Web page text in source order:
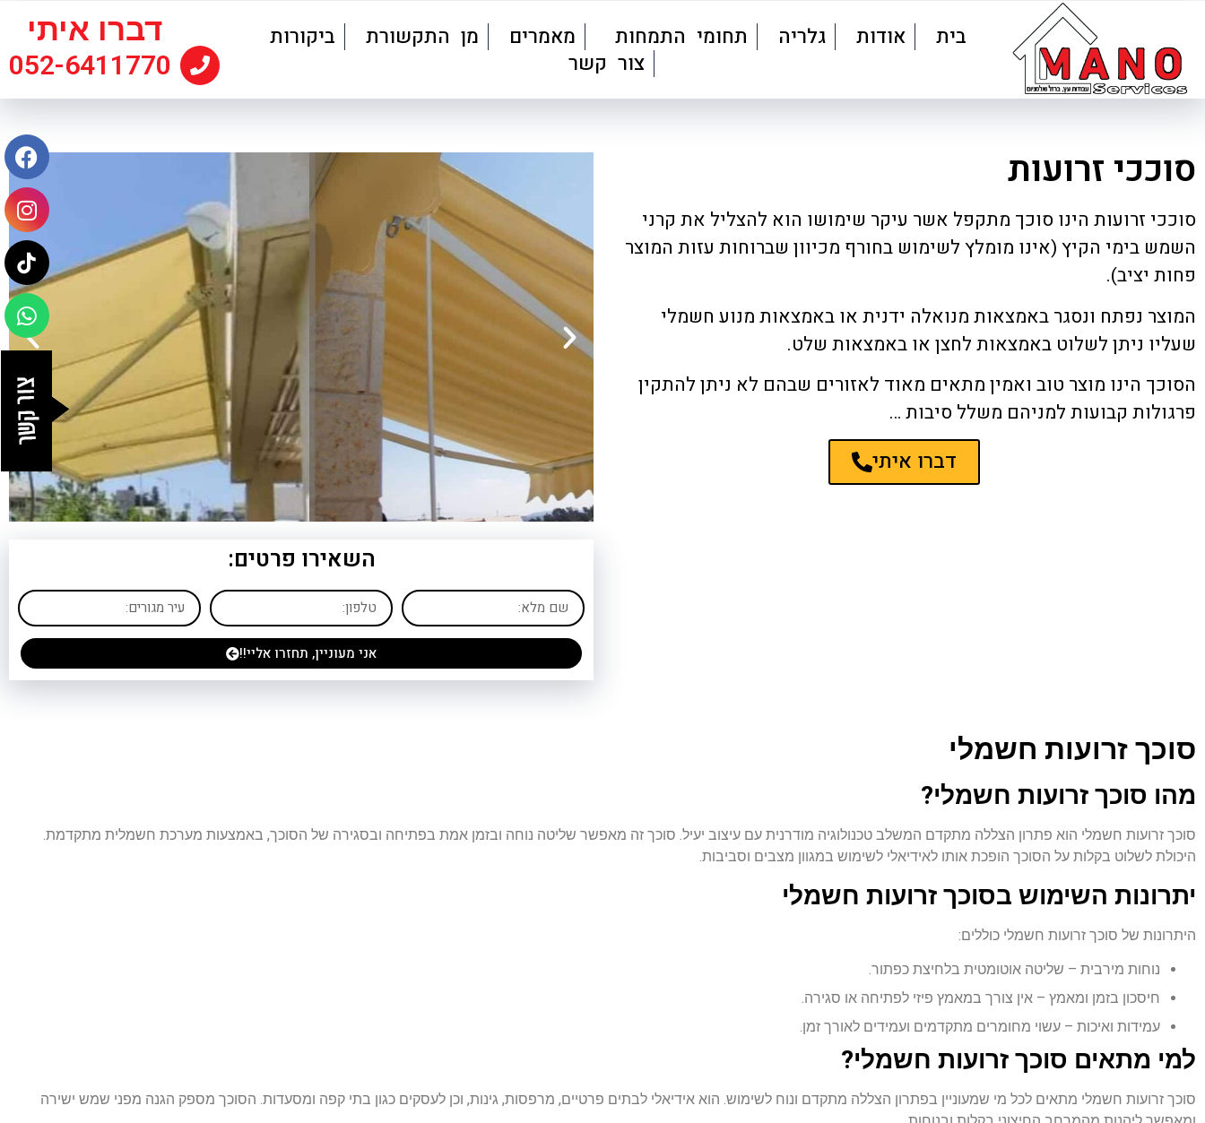
בית אודות גלריה תחומי התמחות מאמרים מן התקשורת
ביקורות
צור קשר
דברו איתי
052-6411770
סוככי זרועות
סוככי זרועות הינו סוכך מתקפל אשר עיקר שימושו הוא להצליל את קרני
השמש בימי הקיץ (אינו מומלץ לשימוש בחורף מכיוון שברוחות עזות המוצר
פחות יציב).
המוצר נפתח ונסגר באמצאות מנואלה ידנית או באמצאות מנוע חשמלי
שעליו ניתן לשלוט באמצאות לחצן או באמצאות שלט.
הסוכך הינו מוצר טוב ואמין מתאים מאוד לאזורים שבהם לא ניתן להתקין
פרגולות קבועות למניהם משלל סיבות …
דברו איתי
השאירו פרטים:
אני מעוניין, תחזרו אליי!!
סוכך זרועות חשמלי
מהו סוכך זרועות חשמלי?
סוכך זרועות חשמלי הוא פתרון הצללה מתקדם המשלב טכנולוגיה מודרנית עם עיצוב יעיל. סוכך זה מאפשר שליטה נוחה ובזמן אמת בפתיחה ובסגירה של הסוכך, באמצעות מערכת חשמלית מתקדמת.
היכולת לשלוט בקלות על הסוכך הופכת אותו לאידיאלי לשימוש במגוון מצבים וסביבות.
יתרונות השימוש בסוכך זרועות חשמלי
היתרונות של סוכך זרועות חשמלי כוללים:
נוחות מירבית – שליטה אוטומטית בלחיצת כפתור.
חיסכון בזמן ומאמץ – אין צורך במאמץ פיזי לפתיחה או סגירה.
עמידות ואיכות – עשוי מחומרים מתקדמים ועמידים לאורך זמן.
למי מתאים סוכך זרועות חשמלי?
סוכך זרועות חשמלי מתאים לכל מי שמעוניין בפתרון הצללה מתקדם ונוח לשימוש. הוא אידיאלי לבתים פרטיים, מרפסות, גינות, וכן לעסקים כגון בתי קפה ומסעדות. הסוכך מספק הגנה מפני שמש ישירה